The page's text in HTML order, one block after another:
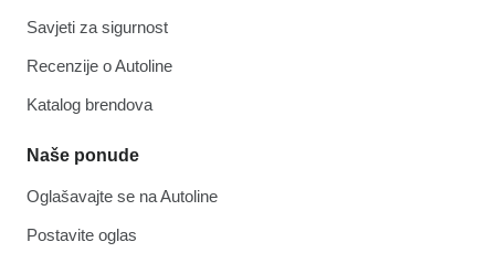
Savjeti za sigurnost
Recenzije o Autoline
Katalog brendova
Naše ponude
Oglašavajte se na Autoline
Postavite oglas